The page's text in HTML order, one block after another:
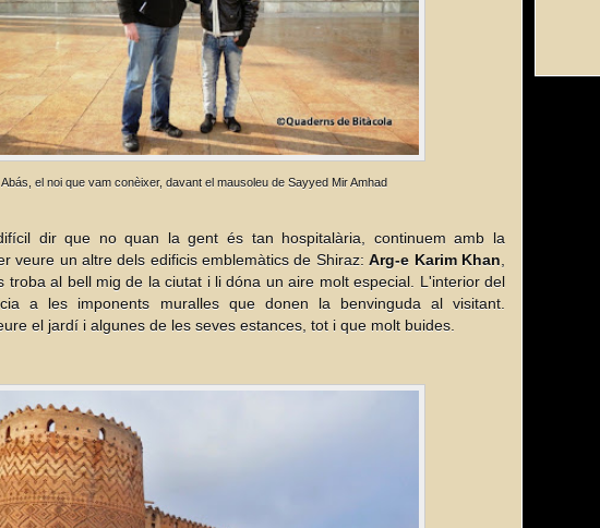
Abás, el noi que vam conèixer, davant el mausoleu de Sayyed Mir Amhad
dir que no quan la gent és tan hospitalària, continuem amb la
veure un altre dels edificis emblemàtics de Shiraz:Arg-e Karim Khan
troba al bell mig de la ciutat i li dóna un aire molt especial. L'interior del
a les imponents muralles que donen la benvinguda al visitant.
el jardí i algunes de les seves estances, tot i que molt buides.